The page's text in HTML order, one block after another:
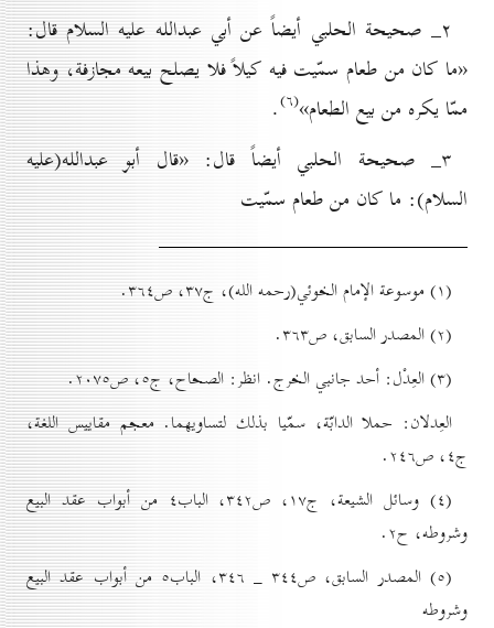
۲_ صحيحة الحلبي أيضاً عن أبي عبدالله عليه السلام قال:
«ما كان من طعام سمّيت فيه كيلاً فلا يصلح بيعه مجازفة، وهذا
ممّا يكره من بيع الطعام»(٦) .
۳_ صحيحة الحلبي أيضاً قال: «قال أبو عبدالله(عليه
السلام): ما كان من طعام سمّيت
(۱) موسوعة الإمام الخوئي(رحمه الله)، ج۳۷، ص۳٦٤.
(۲) المصدر السابق، ص۳٦۳.
(۳) العِدْل: أحد جانبي الخرج. انظر: الصحاح،‌ ج٥، ص۲٠۷٥.
العِدلان: حملا الدابّة، سمّيا بذلك لتساويهما. معجم مقاييس اللغة،
ج٤، ص۲٤٦.
(٤) وسائل الشيعة، ج۱۷، ص۳٤۲، الباب٤ من أبواب عقد البيع
وشروطه، ح۲.
(٥) المصدر السابق، ص۳٤٤ _ ۳٤٦، الباب٥ من أبواب عقد البيع
وشروطه